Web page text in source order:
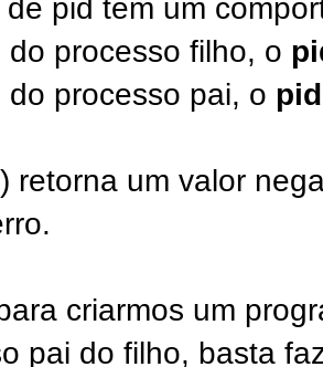
de pid tem um
do processo filho, o
do processo pai, o
retorna um valor
criarmos um
pai do filho, basta